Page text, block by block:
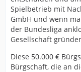
Spielbetrieb mit
GmbH und wenn
der Bundesliga
Gesellschaft
Diese 50.000 €
Bürgschaft, die an